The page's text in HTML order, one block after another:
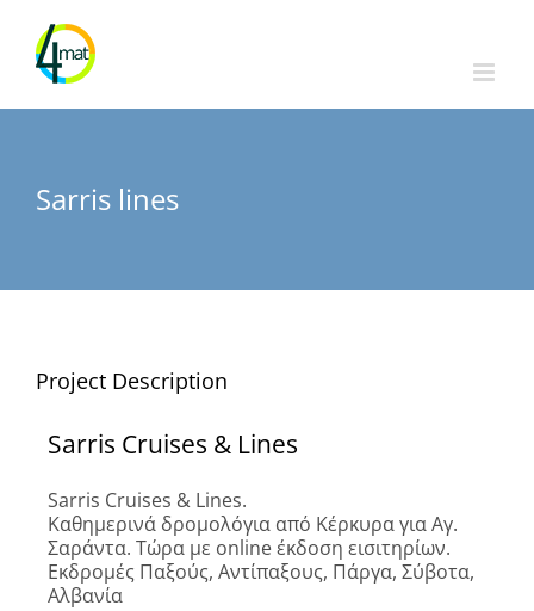
content
Sarris lines
Project Description
Sarris Cruises & Lines
Sarris Cruises & Lines.
Καθημερινά δρομολόγια από Κέρκυρα για Αγ.
Σαράντα. Τώρα με online έκδοση εισιτηρίων.
Εκδρομές Παξούς, Αντίπαξους, Πάργα, Σύβοτα,
Αλβανία